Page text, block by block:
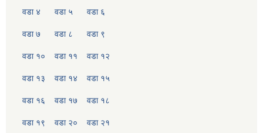
वडा ४ वडा ५ वडा ६
वडा ७ वडा ८ वडा ९
वडा १० वडा ११ वडा १२
वडा १३ वडा १४ वडा १५
वडा १६ वडा १७ वडा १८
वडा १९ वडा २० वडा २१